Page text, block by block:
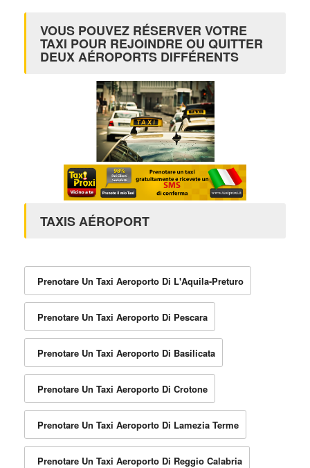
VOUS POUVEZ RÉSERVER VOTRE
TAXI POUR REJOINDRE OU QUITTER
DEUX AÉROPORTS DIFFÉRENTS
TAXIS AÉROPORT
Prenotare Un Taxi Aeroporto Di L'Aquila-Preturo
Prenotare Un Taxi Aeroporto Di Pescara
Prenotare Un Taxi Aeroporto Di Basilicata
Prenotare Un Taxi Aeroporto Di Crotone
Prenotare Un Taxi Aeroporto Di Lamezia Terme
Prenotare Un Taxi Aeroporto Di Reggio Calabria